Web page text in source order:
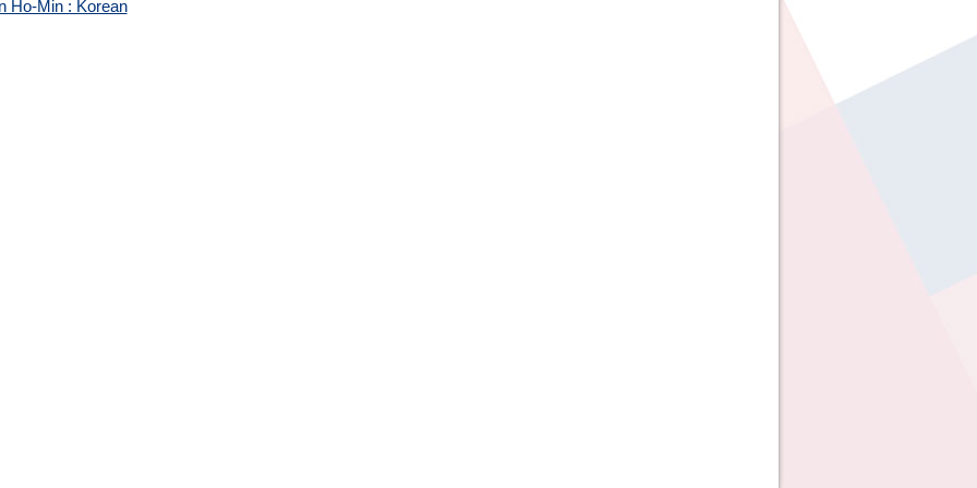
Ho-Min : Korean